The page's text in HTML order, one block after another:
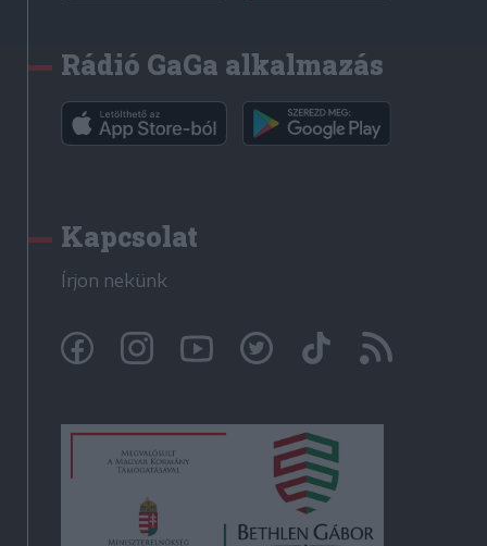
Rádió GaGa alkalmazás
Kapcsolat
Írjon nekünk